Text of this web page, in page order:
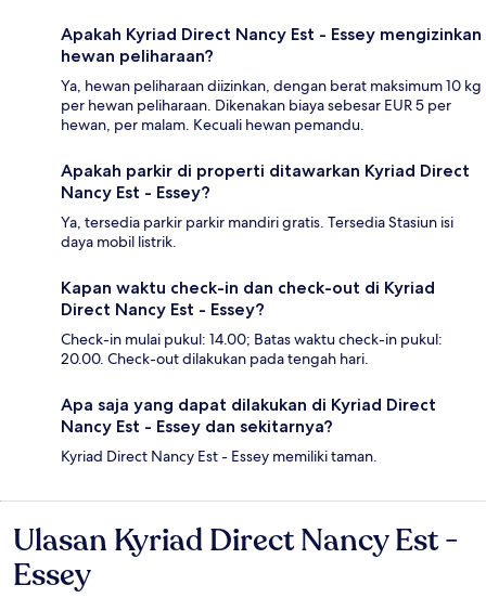
Apakah Kyriad Direct Nancy Est - Essey mengizinkan
hewan peliharaan?
Ya, hewan peliharaan diizinkan, dengan berat maksimum 10 kg
per hewan peliharaan. Dikenakan biaya sebesar EUR 5 per
hewan, per malam. Kecuali hewan pemandu.
Apakah parkir di properti ditawarkan Kyriad Direct
Nancy Est - Essey?
Ya, tersedia parkir parkir mandiri gratis. Tersedia Stasiun isi
daya mobil listrik.
Kapan waktu check-in dan check-out di Kyriad
Direct Nancy Est - Essey?
Check-in mulai pukul: 14.00; Batas waktu check-in pukul:
20.00. Check-out dilakukan pada tengah hari.
Apa saja yang dapat dilakukan di Kyriad Direct
Nancy Est - Essey dan sekitarnya?
Kyriad Direct Nancy Est - Essey memiliki taman.
Ulasan
Ulasan Kyriad Direct Nancy Est -
Essey